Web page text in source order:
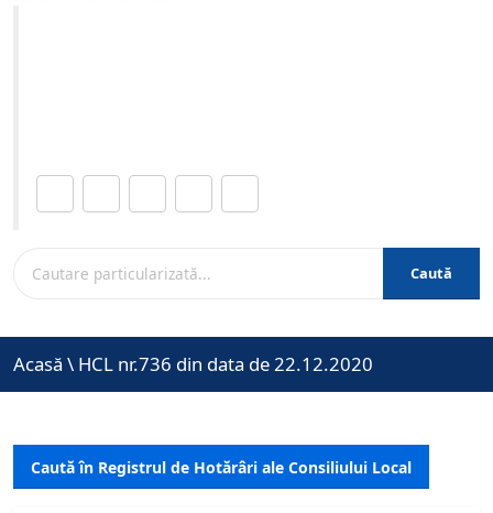
Caută
Acasă \ HCL nr.736 din data de 22.12.2020
Caută în Registrul de Hotărâri ale Consiliului Local